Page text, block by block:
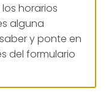
horarios
alguna
y ponte en
del formulario